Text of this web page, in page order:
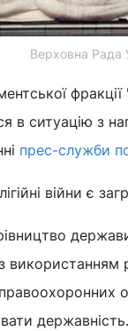
Верховна Рада
в ситуацію з
прес-служби
війни є
держави
використанням